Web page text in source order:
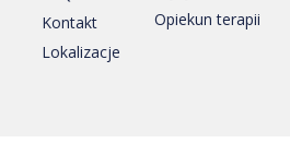
Kontakt
Lokalizacje
Opiekun terapii